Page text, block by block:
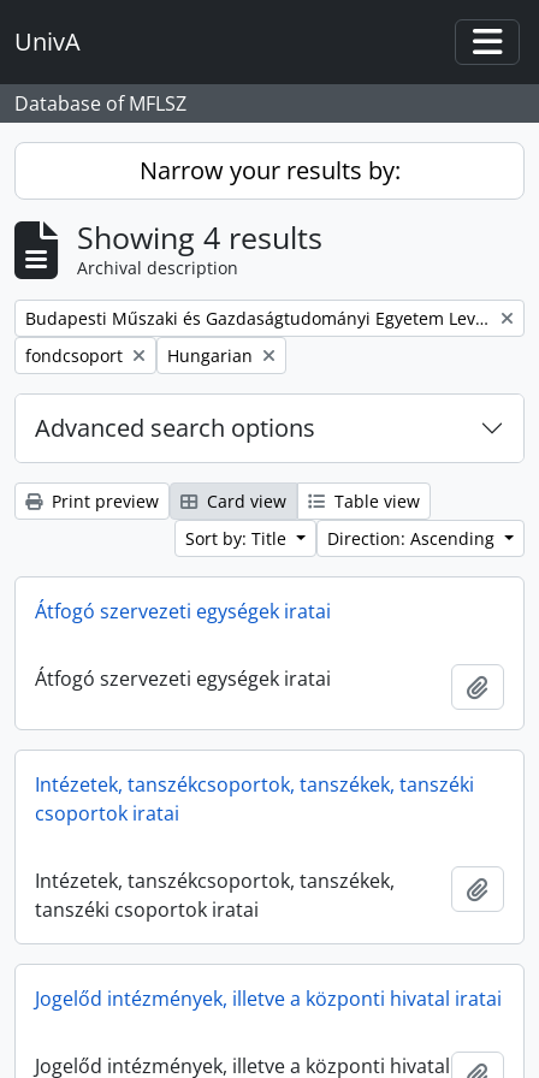
UnivA
Database of MFLSZ
Narrow your results by:
Showing 4 results
Archival description
Remove filter:
Budapesti Műszaki és Gazdaságtudományi Egyetem Levéltárának iratanyaga
Remove filter:
fondcsoport Remove filter:
Hungarian
Advanced search options
Print preview Card view
Table view
Sort by: Title
Direction: Ascending
Átfogó szervezeti egységek iratai
Átfogó szervezeti egységek iratai
Intézetek, tanszékcsoportok, tanszékek, tanszéki
csoportok iratai
Intézetek, tanszékcsoportok, tanszékek,
tanszéki csoportok iratai
Jogelőd intézmények, illetve a központi hivatal iratai
Jogelőd intézmények, illetve a központi hivatal